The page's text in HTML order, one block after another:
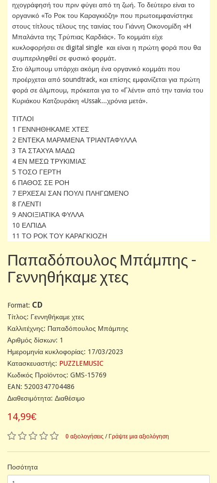
ηχογράφησή του πριν φύγει από τη ζωή. Το δεύτερο είναι το
οργανικό «Το Ροκ του Καραγκιόζη» που πρωτοεμφανίστηκε
στους τίτλους τέλους της ταινίας του Γιάννη Οικονομίδη «Η
Μπαλάντα της Τρύπιας Καρδιάς». Το κομμάτι είχε
κυκλοφορήσει σε digital single και είναι η πρώτη φορά που θα
συμπεριληφθεί σε φυσικό φορμάτ.
Στο άλμπουμ υπάρχει ακόμη ένα οργανικό κομμάτι που
προέρχεται από soundtrack, και επίσης εμφανίζεται για πρώτη
φορά σε άλμπουμ, πρόκειται για το «Γλέντι» από την ταινία του
Κυριάκου Κατζουράκη «Ussak...χρόνια μετά».
ΤΙΤΛΟΙ
1 ΓΕΝΝΗΘΗΚΑΜΕ ΧΤΕΣ
2 ΕΝΤΕΚΑ ΜΑΡΑΜΕΝΑ ΤΡΙΑΝΤΑΦΥΛΛΑ
3 ΤΑ ΣΤΑΧΥΑ ΜΑΔΩ
4 ΕΝ ΜΕΣΩ ΤΡΥΚΙΜΙΑΣ
5 ΤΟΣΟ ΓΕΡΤΗ
6 ΠΑΘΟΣ ΣΕ ΡΟΗ
7 ΕΡΧΕΣΑΙ ΣΑΝ ΠΟΥΛΙ ΠΛΗΓΩΜΕΝΟ
8 ΓΛΕΝΤΙ
9 ΑΝΟΙΞΙΑΤΙΚΑ ΦΥΛΛΑ
10 ΕΛΠΙΔΑ
11 ΤΟ ΡΟΚ ΤΟΥ ΚΑΡΑΓΚΙΟΖΗ
Παπαδόπουλος Μπάμπης -
Γεννηθήκαμε χτες
Format: CD
Tίτλος: Γεννηθήκαμε χτες
Καλλιτέχνης: Παπαδόπουλος Μπάμπης
Αριθμός δίσκων: 1
Ημερομηνία κυκλοφορίας: 17/03/2023
Κατασκευαστής: PUZZLEMUSIC
Κωδικός Προϊόντος: GMS-15769
EAN: 5200347704486
Διαθεσιμότητα: Διαθέσιμο
14,99€
0 αξιολογήσεις / Γράψτε μια αξιολόγηση
Ποσότητα